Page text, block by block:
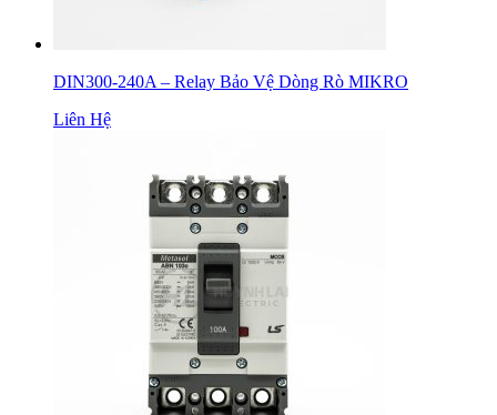
DIN300-240A – Relay Bảo Vệ Dòng Rò MIKRO
Liên Hệ